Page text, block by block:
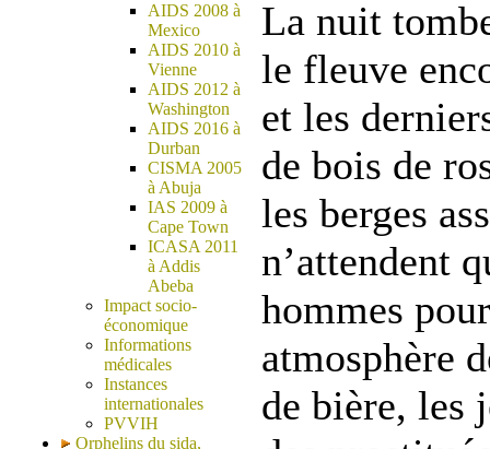
AIDS 2008 à
Mexico
AIDS 2010 à
Vienne
AIDS 2012 à
Washington
AIDS 2016 à
Durban
CISMA 2005
à Abuja
IAS 2009 à
Cape Town
ICASA 2011
à Addis
Abeba
Impact socio-
économique
Informations
médicales
Instances
internationales
PVVIH
Orphelins du sida,
La nuit
le fleuve
et les
de bois de
les berges
n’attendent
hommes
atmosphère
de bière, les